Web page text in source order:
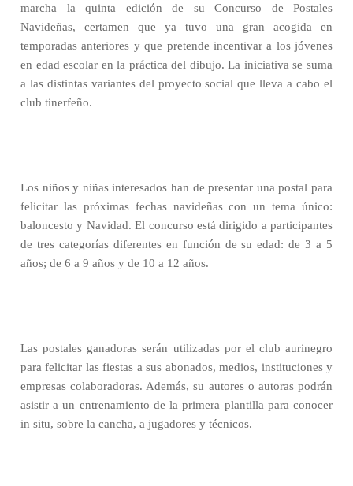
marcha la quinta edición de su Concurso de Postales
Navideñas, certamen que ya tuvo una gran acogida en
temporadas anteriores y que pretende incentivar a los jóvenes
en edad escolar en la práctica del dibujo. La iniciativa se suma
a las distintas variantes del proyecto social que lleva a cabo el
club tinerfeño.
Los niños y niñas interesados han de presentar una postal para
felicitar las próximas fechas navideñas con un tema único:
baloncesto y Navidad. El concurso está dirigido a participantes
de tres categorías diferentes en función de su edad: de 3 a 5
años; de 6 a 9 años y de 10 a 12 años.
Las postales ganadoras serán utilizadas por el club aurinegro
para felicitar las fiestas a sus abonados, medios, instituciones y
empresas colaboradoras. Además, su autores o autoras podrán
asistir a un entrenamiento de la primera plantilla para conocer
in situ, sobre la cancha, a jugadores y técnicos.